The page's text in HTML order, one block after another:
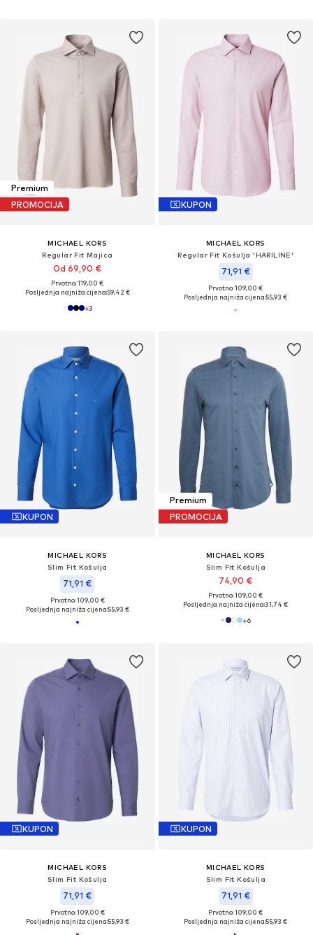
Premium
PROMOCIJA
MICHAEL KORS
Regular Fit Majica
Od 69,90 €
Prvotno: 119,00 €
Posljednja najniža cijena:59,42 €
+3
KUPON
MICHAEL KORS
Regular Fit Košulja 'HARILINE'
71,91 €
Prvotno: 109,00 €
Posljednja najniža cijena:55,93 €
KUPON
MICHAEL KORS
Slim Fit Košulja
71,91 €
Prvotno: 109,00 €
Posljednja najniža cijena:55,93 €
Premium
PROMOCIJA
MICHAEL KORS
Slim Fit Košulja
74,90 €
Prvotno: 109,00 €
Posljednja najniža cijena:31,74 €
+6
KUPON
MICHAEL KORS
Slim Fit Košulja
71,91 €
Prvotno: 109,00 €
Posljednja najniža cijena:55,93 €
KUPON
MICHAEL KORS
Slim Fit Košulja
71,91 €
Prvotno: 109,00 €
Posljednja najniža cijena:55,93 €